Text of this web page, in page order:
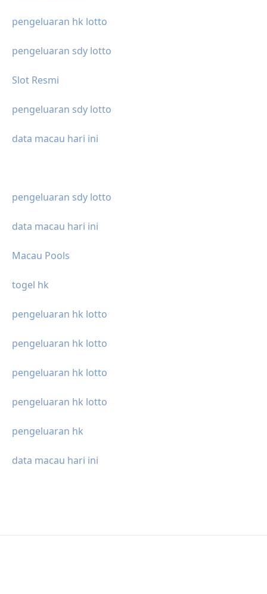
pengeluaran hk lotto
pengeluaran sdy lotto
Slot Resmi
pengeluaran sdy lotto
data macau hari ini
pengeluaran sdy lotto
data macau hari ini
Macau Pools
togel hk
pengeluaran hk lotto
pengeluaran hk lotto
pengeluaran hk lotto
pengeluaran hk lotto
pengeluaran hk
data macau hari ini